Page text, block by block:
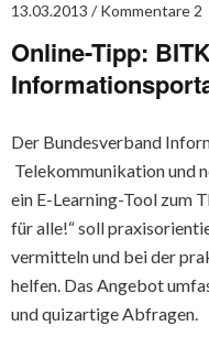
13.03.2013 Kommentare 2
Online-Tipp:
Der Bundesverband
Telekommunikation und
ein E-Learning-Tool zum
für alle!“ soll
vermitteln und bei der
helfen. Das Angebot
und quizartige Abfragen.